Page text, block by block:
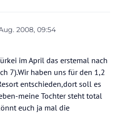
2008, 09:54
im April das erstemal nach
7).Wir haben uns für den 1,2
entschieden,dort soll es
meine Tochter steht total
euch ja mal die